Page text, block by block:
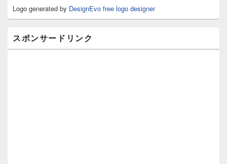
アLogo generated by DesignEvo free logo designer
スポンサードリンク